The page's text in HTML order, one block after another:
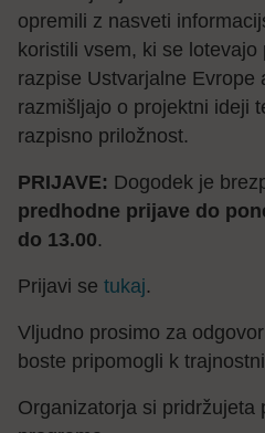
opremili z nasveti
koristili vsem, ki se
razpise Ustvarjalne Evrope
razmišljajo o projektni ideji
razpisno priložnost.
PRIJAVE: Dogodek je
predhodne prijave do
do 13.00.
Prijavi se tukaj.
Vljudno prosimo za
boste pripomogli k
Organizatorja si pridržujeta